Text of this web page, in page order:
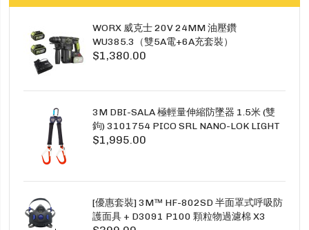
WORX 威克士 20V 24MM 油壓鑽
WU385.3（雙5A電+6A充套裝）
$1,380.00
3M DBI-SALA 極輕量伸縮防墜器 1.5米 (雙
鉤) 3101754 PICO SRL NANO-LOK LIGHT
1.5M TWINS
$1,995.00
[優惠套裝] 3M™ HF-802SD 半面罩式呼吸防
護面具 + D3091 P100 顆粒物過濾棉 X3